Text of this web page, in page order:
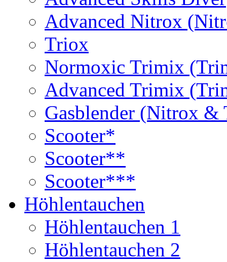
Advanced Nitrox
Triox
Normoxic Trimix
Advanced Trimix
Gasblender (Nitrox
Scooter*
Scooter**
Scooter***
Höhlentauchen
Höhlentauchen 1
Höhlentauchen 2